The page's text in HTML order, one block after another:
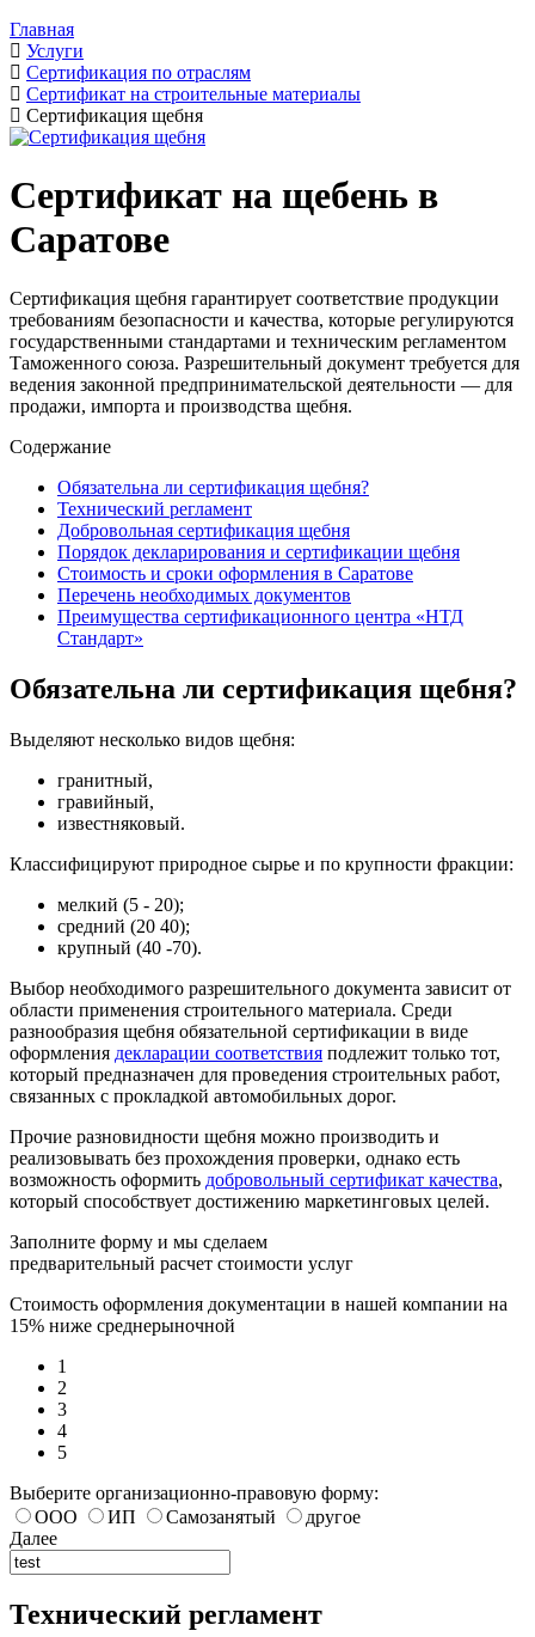
Главная
Услуги
Сертификация по отраслям
Сертификат на строительные материалы
Сертификация щебня
Сертификат на щебень в
Саратове
Сертификация щебня гарантирует соответствие продукции
требованиям безопасности и качества, которые регулируются
государственными стандартами и техническим регламентом
Таможенного союза. Разрешительный документ требуется для
ведения законной предпринимательской деятельности — для
продажи, импорта и производства щебня.
Содержание
Обязательна ли сертификация щебня?
Технический регламент
Добровольная сертификация щебня
Порядок декларирования и сертификации щебня
Стоимость и сроки оформления в Саратове
Перечень необходимых документов
Преимущества сертификационного центра «НТД
Стандарт»
Обязательна ли сертификация щебня?
Выделяют несколько видов щебня:
гранитный,
гравийный,
известняковый.
Классифицируют природное сырье и по крупности фракции:
мелкий (5 - 20);
средний (20 40);
крупный (40 -70).
Выбор необходимого разрешительного документа зависит от
области применения строительного материала. Среди
разнообразия щебня обязательной сертификации в виде
оформления декларации соответствия подлежит только тот,
который предназначен для проведения строительных работ,
связанных с прокладкой автомобильных дорог.
Прочие разновидности щебня можно производить и
реализовывать без прохождения проверки, однако есть
возможность оформить добровольный сертификат качества,
который способствует достижению маркетинговых целей.
Заполните форму и мы сделаем
предварительный расчет стоимости услуг
Стоимость оформления документации в нашей компании на
15% ниже среднерыночной
1
2
3
4
5
Выберите организационно-правовую форму:
ООО
ИП Самозанятый
другое
Далее
Технический регламент